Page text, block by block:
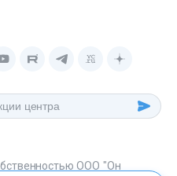
ООО "Он